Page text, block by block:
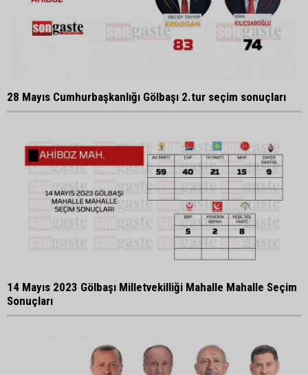
28 Mayıs Cumhurbaşkanlığı Gölbaşı 2.tur seçim sonuçları
14 Mayıs 2023 Gölbaşı Milletvekilliği Mahalle Mahalle Seçim
Sonuçları